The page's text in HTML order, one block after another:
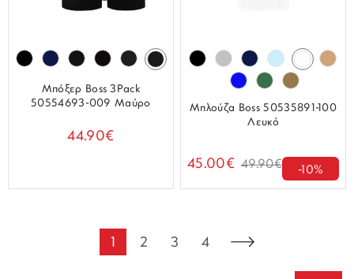
Μπόξερ Boss 3Pack
50554693-009 Μαύρο
44.90€
Μπλούζα Boss 50535891-100
Λευκό
45.00€ 49.90€ -10%
1 2 3 4